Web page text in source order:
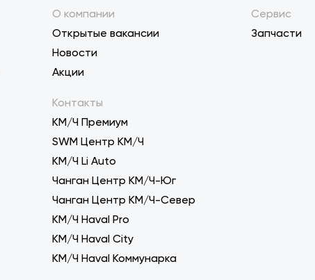
О компании
Открытые вакансии
Новости
Акции
Контакты
КМ/Ч Премиум
SWM Центр КМ/Ч
KM/Ч Li Auto
Чанган Центр КМ/Ч-Юг
Чанган Центр КМ/Ч-Север
КМ/Ч Haval Pro
КМ/Ч Haval City
КМ/Ч Haval Коммунарка
Сервис
Запчасти